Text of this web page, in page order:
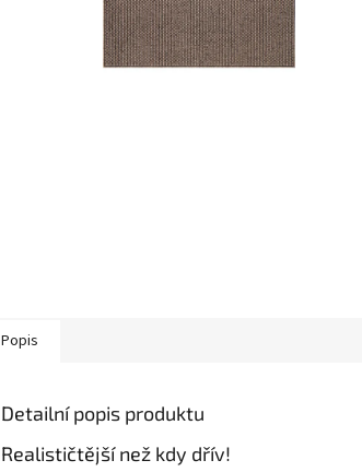
Popis
Detailní popis produktu
Realističtější než kdy dřív!